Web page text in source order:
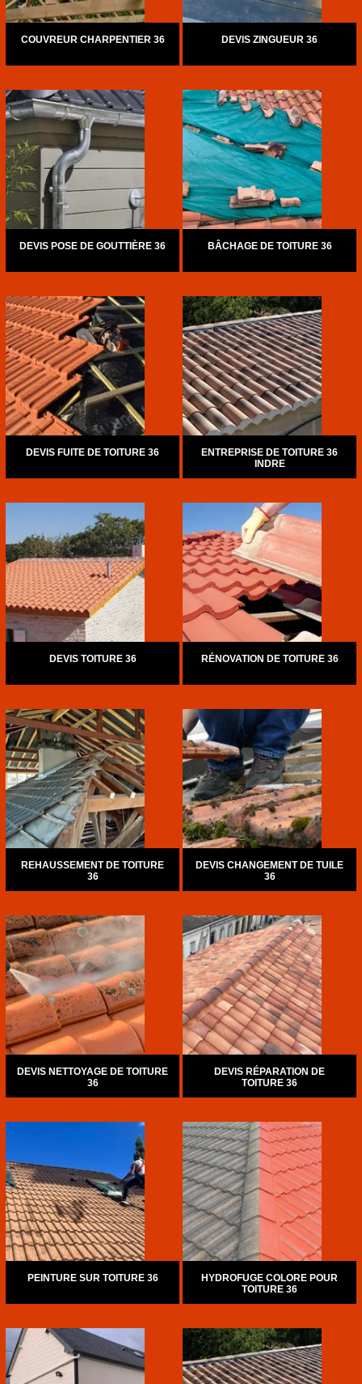
COUVREUR CHARPENTIER 36 DEVIS ZINGUEUR 36
DEVIS POSE DE GOUTTIÈRE 36 BÂCHAGE DE TOITURE 36
DEVIS FUITE DE TOITURE 36
ENTREPRISE DE TOITURE 36
INDRE
DEVIS TOITURE 36 RÉNOVATION DE TOITURE 36
REHAUSSEMENT DE TOITURE
36
DEVIS CHANGEMENT DE TUILE
36
DEVIS NETTOYAGE DE TOITURE
36
DEVIS RÉPARATION DE
TOITURE 36
PEINTURE SUR TOITURE 36
HYDROFUGE COLORE POUR
TOITURE 36